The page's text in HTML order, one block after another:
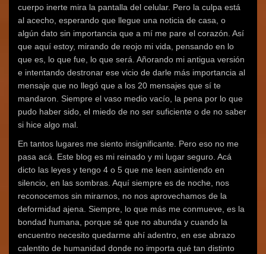
cuerpo inerte mira la pantalla del celular. Pero la culpa está
al acecho, esperando que llegue una noticia de casa, o
algún dato sin importancia que a mí me pare el corazón. Así
que aquí estoy, mirando de reojo mi vida, pensando en lo
que es, lo que fue, lo que será. Añorando mi antigua versión
e intentando destronar ese vicio de darle más importancia al
mensaje que no llegó que a los 20 mensajes que sí te
mandaron. Siempre el vaso medio vacío, la pena por lo que
pudo haber sido, el miedo de no ser suficiente o de no saber
si hice algo mal.
En tantos lugares me siento insignificante. Pero eso no me
pasa acá. Este blog es mi reinado y mi lugar seguro. Acá
dicto las leyes y tengo 4 o 5 que me leen asintiendo en
silencio, en las sombras. Aquí siempre es de noche, nos
reconocemos sin mirarnos, no nos aprovechamos de la
deformidad ajena. Siempre, lo que más me conmueve, es la
bondad humana, porque sé que no abunda y cuando la
encuentro necesito quedarme ahí adentro, en ese abrazo
calentito de humanidad donde no importa qué tan distinto